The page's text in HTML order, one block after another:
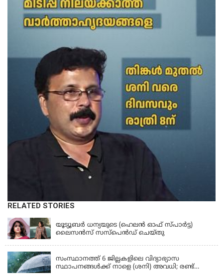
RELATED STORIES
KERALA
യൂട്യൂബർ ധന്യയുടെ (ഹെലൻ ഓഫ് സ്പാർട്ട)
ലൈസൻസ് സസ്‌പെൻഡ് ചെയ്തു
സംസ്ഥാനത്ത് 6 ജില്ലകളിലെ വിദ്യാഭ്യാസ
സ്ഥാപനങ്ങൾക്ക് നാളെ (ശനി) അവധി; രണ്ട്